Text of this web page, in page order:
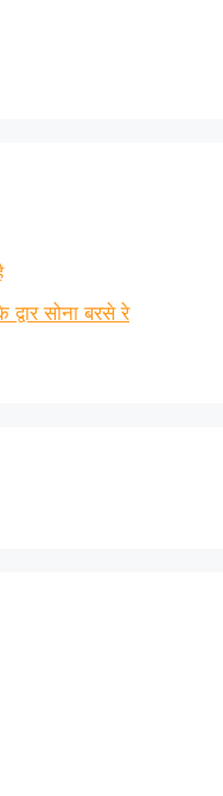
सोना बरसे रे